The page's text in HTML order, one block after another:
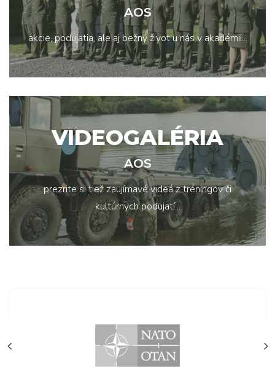
AOS
akcie, podujatia, ale aj bežný život u nás v akadémii...
VIDEOGALÉRIA
AOS
prezrite si tiež zaujímavé videá z tréningov či
kultúrnych podujatí...